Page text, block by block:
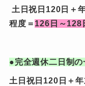
土日祝日120日＋
程度＝ 126日～128
●完全週休二日制
土日祝日120日＋